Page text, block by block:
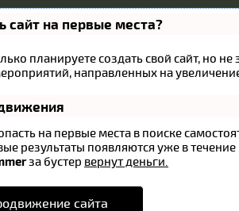
сайт на первые места?
планируете создать свой сайт, но
направленных на
на первые места в поиске
результаты появляются уже в
за бустер вернут деньги.
сайта